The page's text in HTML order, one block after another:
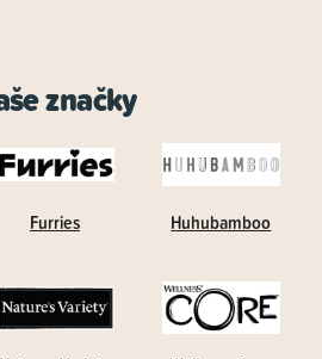
značky
Furries Huhubamboo